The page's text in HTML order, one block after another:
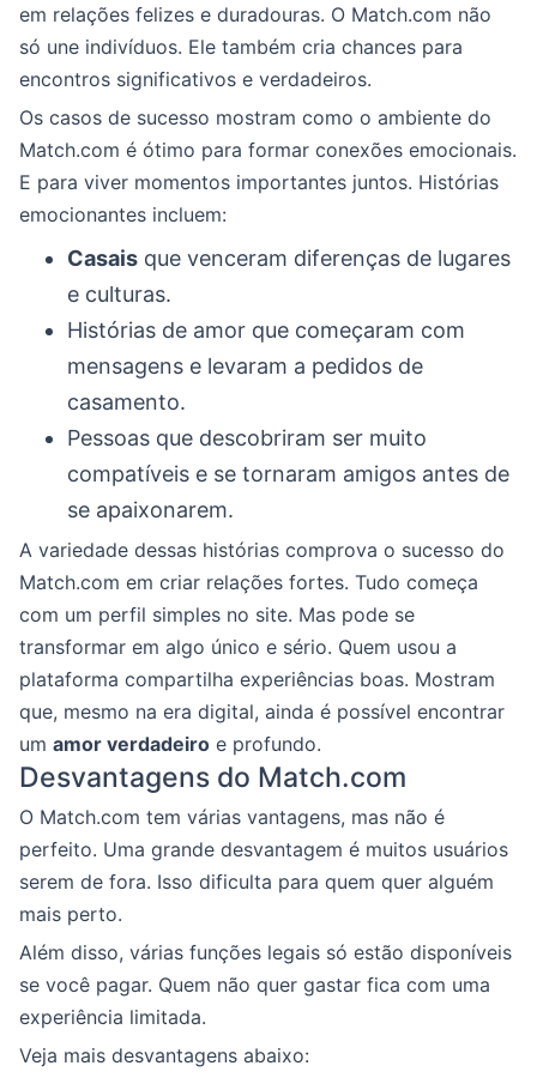
em relações felizes e duradouras. O Match.com não
só une indivíduos. Ele também cria chances para
encontros significativos e verdadeiros.
Os casos de sucesso mostram como o ambiente do
Match.com é ótimo para formar conexões emocionais.
E para viver momentos importantes juntos. Histórias
emocionantes incluem:
Casais que venceram diferenças de lugares
e culturas.
Histórias de amor que começaram com
mensagens e levaram a pedidos de
casamento.
Pessoas que descobriram ser muito
compatíveis e se tornaram amigos antes de
se apaixonarem.
A variedade dessas histórias comprova o sucesso do
Match.com em criar relações fortes. Tudo começa
com um perfil simples no site. Mas pode se
transformar em algo único e sério. Quem usou a
plataforma compartilha experiências boas. Mostram
que, mesmo na era digital, ainda é possível encontrar
um amor verdadeiro e profundo.
Desvantagens do Match.com
O Match.com tem várias vantagens, mas não é
perfeito. Uma grande desvantagem é muitos usuários
serem de fora. Isso dificulta para quem quer alguém
mais perto.
Além disso, várias funções legais só estão disponíveis
se você pagar. Quem não quer gastar fica com uma
experiência limitada.
Veja mais desvantagens abaixo: